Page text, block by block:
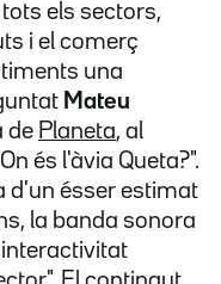
els sectors,
i el comerç
una
Mateu
de Planeta, al
és l'àvia Queta?".
d'un ésser estimat
la banda sonora
interactivitat